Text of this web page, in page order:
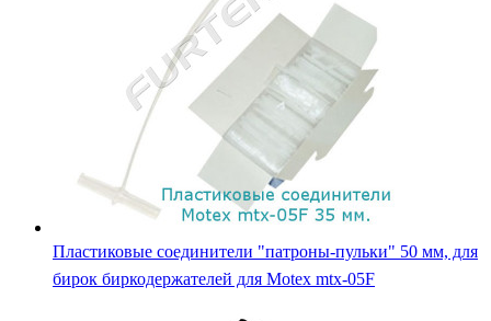
Пластиковые соединители "патроны-пульки" 50 мм, для
бирок биркодержателей для Motex mtx-05F